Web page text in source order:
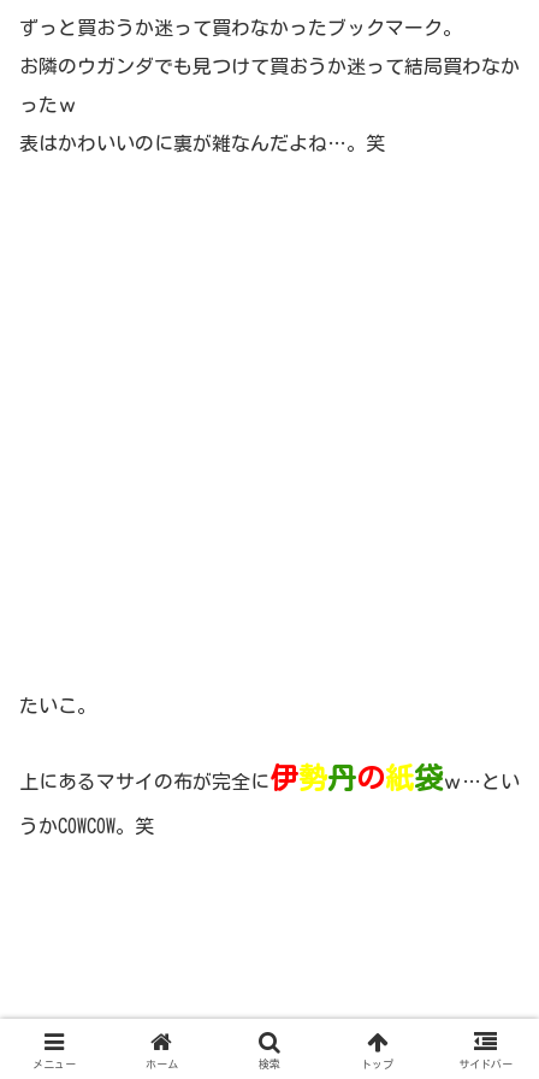
ずっと買おうか迷って買わなかったブックマーク。
お隣のウガンダでも見つけて買おうか迷って結局買わなか
ったｗ
表はかわいいのに裏が雑なんだよね…。笑
たいこ。
上にあるマサイの布が完全に伊勢丹の紙袋ｗ…とい
うかCOWCOW。笑
メニュー ホーム 検索 トップ サイドバー